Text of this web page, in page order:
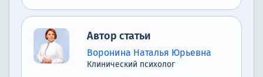
Автор статьи
Воронина Наталья Юрьевна
Клинический психолог